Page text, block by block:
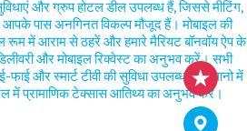
और ग्रुप होटल डील उपलब्ध हैं, जिससे मीटिंग,
आपके पास अनगिनत विकल्प मौजूद हैं। मोबाइल की
में आराम से ठहरें और हमारे मैरियट बॉनवॉय ऐप के
और मोबाइल रिक्वेस्ट का अनुभव करें। सभी
फाई और स्मार्ट टीवी की सुविधा उपलब्ध है। प्लानो में
में प्रामाणिक टेक्सास आतिथ्य का अनुभव करें।